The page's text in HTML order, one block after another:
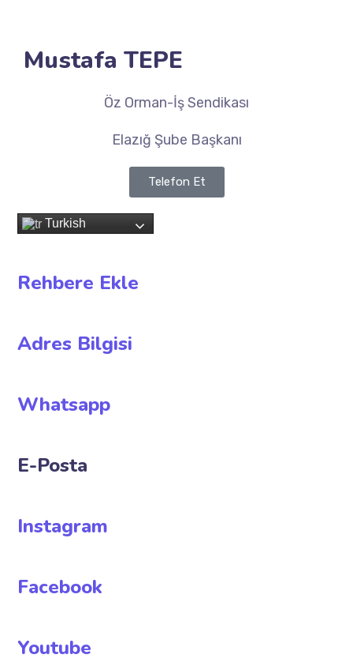
Mustafa TEPE
Öz Orman-İş Sendikası
Elazığ Şube Başkanı
Telefon Et
Turkish
Rehbere Ekle
Adres Bilgisi
Whatsapp
E-Posta
Instagram
Facebook
Youtube